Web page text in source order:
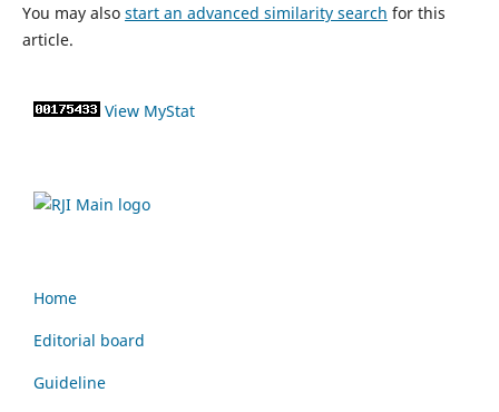
You may also start an advanced similarity search for this
article.
View MyStat
Home
Editorial board
Guideline